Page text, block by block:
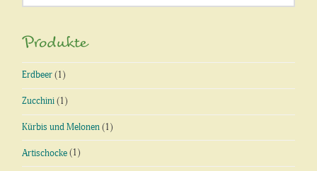
nach:
Produkte
Erdbeer (1)
Zucchini (1)
Kürbis und Melonen (1)
Artischocke (1)